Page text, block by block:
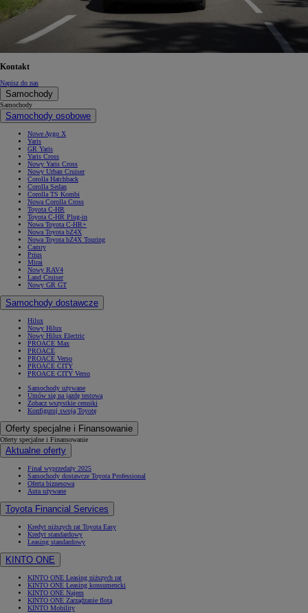
Kontakt
Napisz do nas
Samochody
Samochody
Samochody osobowe
Nowe Aygo X
Yaris
GR Yaris
Yaris Cross
Nowy Yaris Cross
Nowy Urban Cruiser
Corolla Hatchback
Corolla Sedan
Corolla TS Kombi
Nowa Corolla Cross
Toyota C-HR
Toyota C-HR Plug-in
Nowa Toyota C-HR+
Nowa Toyota bZ4X
Nowa Toyota bZ4X Touring
Camry
Prius
Mirai
Nowy RAV4
Land Cruiser
Nowy GR GT
Samochody dostawcze
Hilux
Nowy Hilux
Nowy Hilux Electric
PROACE Max
PROACE
PROACE Verso
PROACE CITY
PROACE CITY Verso
Samochody używane
Umów się na jazdę testową
Zobacz wszystkie cenniki
Konfiguruj swoją Toyotę
Oferty specjalne i Finansowanie
Oferty specjalne i Finansowanie
Aktualne oferty
Finał wyprzedaży 2025
Samochody dostawcze Toyota Professional
Oferta biznesowa
Auta używane
Toyota Financial Services
Kredyt niższych rat Toyota Easy
Kredyt standardowy
Leasing standardowy
KINTO ONE
KINTO ONE Leasing niższych rat
KINTO ONE Leasing konsumencki
KINTO ONE Najem
KINTO ONE Zarządzanie flotą
KINTO Mobility